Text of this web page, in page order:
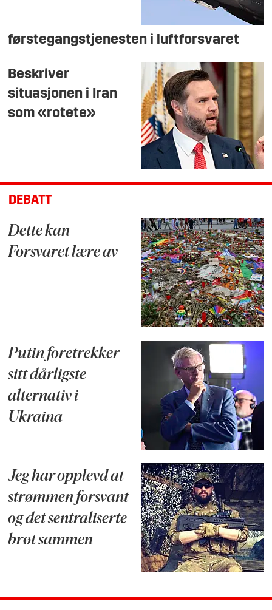
førstegangstjenesten i luftforsvaret
Beskriver
situasjonen i Iran
som «rotete»
DEBATT
Dette kan
Forsvaret lære av
Putin foretrekker
sitt dårligste
alternativ i
Ukraina
Jeg har opplevd at
strømmen forsvant
og det sentraliserte
brøt sammen